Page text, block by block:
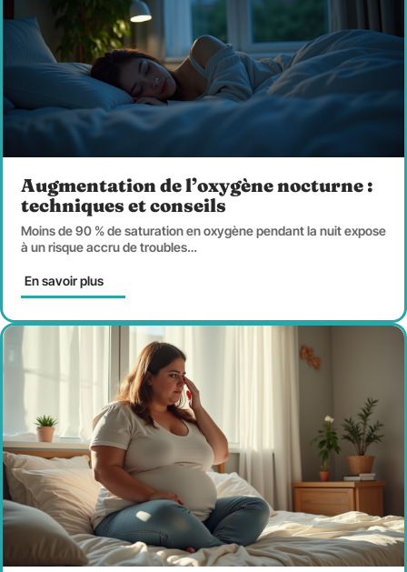
Augmentation de l’oxygène nocturne :
techniques et conseils
Moins de 90 % de saturation en oxygène pendant la nuit expose
à un risque accru de troubles…
En savoir plus